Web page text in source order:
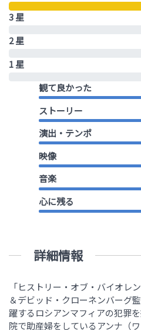
3 星
2 星
1 星
観て良かった
ストーリー
演出・テンポ
映像
音楽
心に残る
詳細情報
「ヒストリー・オブ・バイオレ
＆デビッド・クローネンバーグ
躍するロシアンマフィアの犯罪
院で助産婦をしているアンナ（